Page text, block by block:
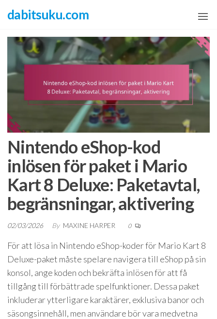
content
dabitsuku.com
Nintendo eShop-kod
inlösen för paket i Mario
Kart 8 Deluxe: Paketavtal,
begränsningar, aktivering
02/03/2026 By MAXINE HARPER 0
För att lösa in Nintendo eShop-koder för Mario Kart 8
Deluxe-paket måste spelare navigera till eShop på sin
konsol, ange koden och bekräfta inlösen för att få
tillgång till förbättrade spelfunktioner. Dessa paket
inkluderar ytterligare karaktärer, exklusiva banor och
säsongsinnehåll, men användare bör vara medvetna